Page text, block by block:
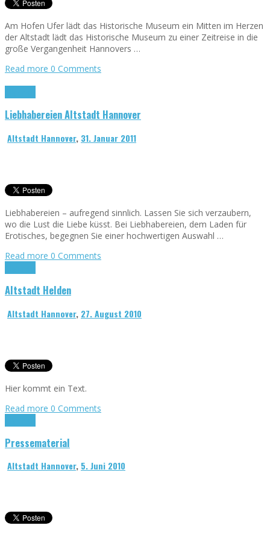
Am Hofen Ufer lädt das Historische Museum ein Mitten im Herzen
der Altstadt lädt das Historische Museum zu einer Zeitreise in die
große Vergangenheit Hannovers …
Read more 0 Comments
Liebhabereien Altstadt Hannover
Altstadt Hannover, 31. Januar 2011
Liebhabereien – aufregend sinnlich. Lassen Sie sich verzaubern,
wo die Lust die Liebe küsst. Bei Liebhabereien, dem Laden für
Erotisches, begegnen Sie einer hochwertigen Auswahl …
Read more 0 Comments
Altstadt Helden
Altstadt Hannover, 27. August 2010
Hier kommt ein Text.
Read more 0 Comments
Pressematerial
Altstadt Hannover, 5. Juni 2010